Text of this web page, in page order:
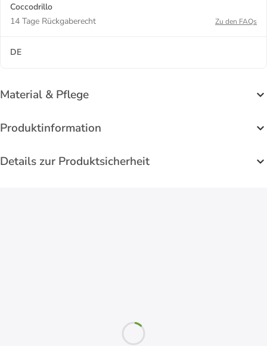
Coccodrillo
14 Tage Rückgaberecht
Zu den FAQs
DE
Material & Pflege
Produktinformation
Details zur Produktsicherheit